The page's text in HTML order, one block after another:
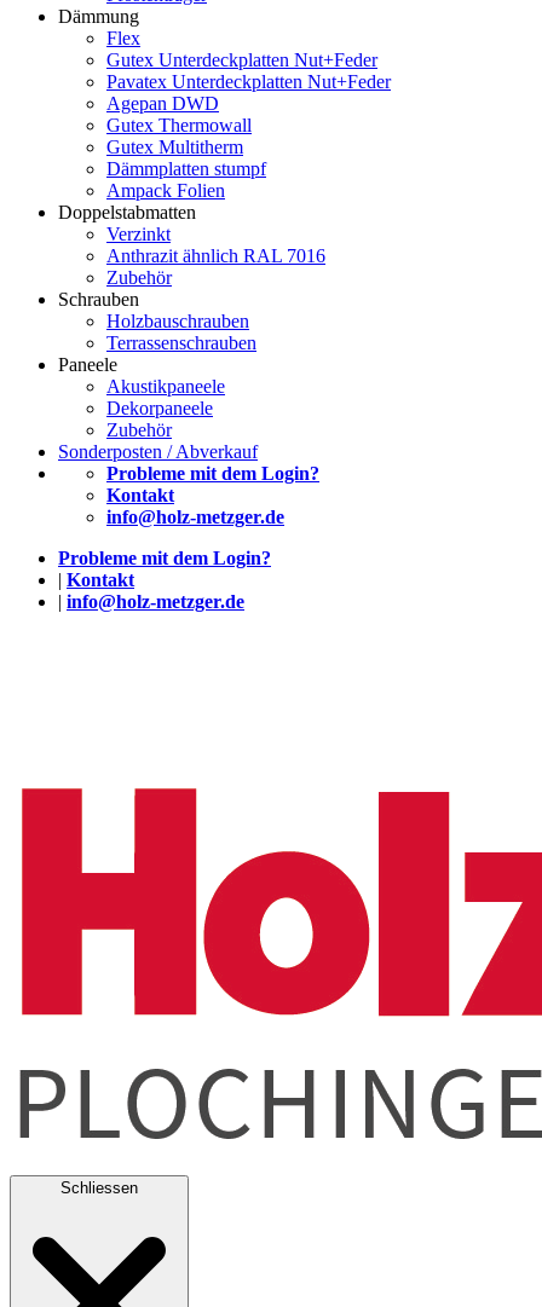
Dämmung
Flex
Gutex Unterdeckplatten Nut+Feder
Pavatex Unterdeckplatten Nut+Feder
Agepan DWD
Gutex Thermowall
Gutex Multitherm
Dämmplatten stumpf
Ampack Folien
Doppelstabmatten
Verzinkt
Anthrazit ähnlich RAL 7016
Zubehör
Schrauben
Holzbauschrauben
Terrassenschrauben
Paneele
Akustikpaneele
Dekorpaneele
Zubehör
Sonderposten / Abverkauf
Probleme mit dem Login?
Kontakt
info@holz-metzger.de
Probleme mit dem Login?
| Kontakt
| info@holz-metzger.de
Schliessen